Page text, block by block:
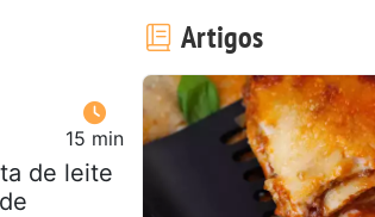
15 min
de leite
Artigos